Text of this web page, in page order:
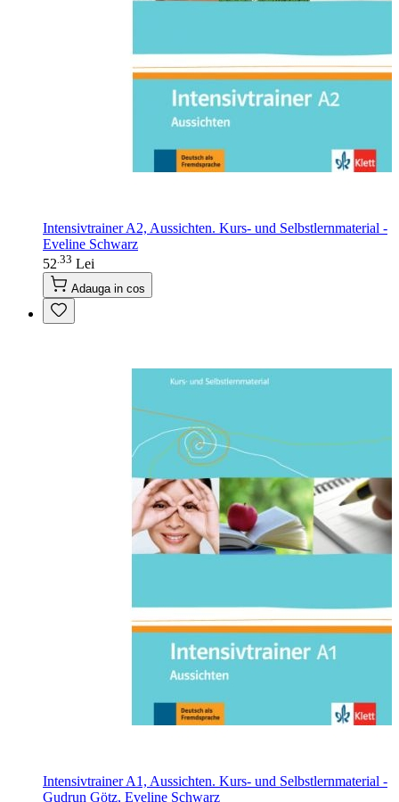
Intensivtrainer A2, Aussichten. Kurs- und Selbstlernmaterial -
Eveline Schwarz
52 33 Lei
Adauga in cos
Intensivtrainer A1, Aussichten. Kurs- und Selbstlernmaterial -
Gudrun Götz, Eveline Schwarz